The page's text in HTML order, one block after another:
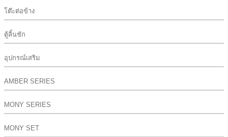
โต๊ะต่อข้าง
ตู้ลิ้นชัก
อุปกรณ์เสริม
AMBER SERIES
MONY SERIES
MONY SET